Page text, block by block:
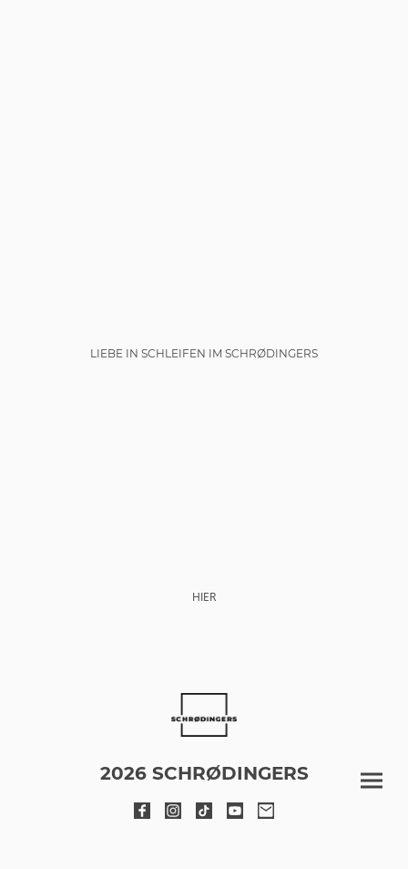
LIEBE IN SCHLEIFEN IM SCHRØDINGERS
HIER
2026 SCHRØDINGERS